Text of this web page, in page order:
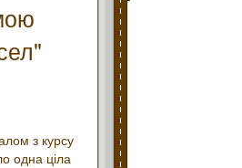
з курсу
одна ціла